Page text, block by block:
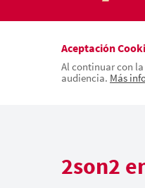
Aceptación
Al continuar con
audiencia. Más
2son2